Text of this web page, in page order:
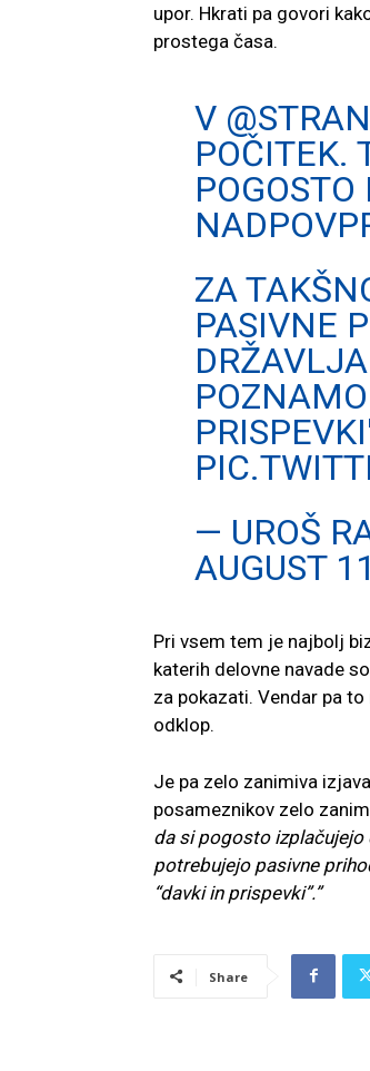
upor. Hkrati pa govori
prostega časa.
V
POČITEK.
ZA
PASIVNE
— UROŠ
AUGUST
Pri vsem tem je najbolj
katerih delovne navade
za pokazati. Vendar pa
odklop.
Je pa zelo zanimiva
posameznikov zelo
da si pogosto izplačujejo
potrebujejo pasivne
“davki in prispevki”.”
Share